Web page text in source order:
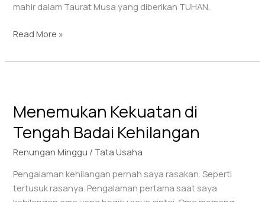
mahir dalam Taurat Musa yang diberikan TUHAN,
Read More »
Menemukan Kekuatan di
Tengah Badai Kehilangan
Renungan Minggu / Tata Usaha
Pengalaman kehilangan pernah saya rasakan. Seperti
tertusuk rasanya. Pengalaman pertama saat saya
di
Badai
Kehilangan